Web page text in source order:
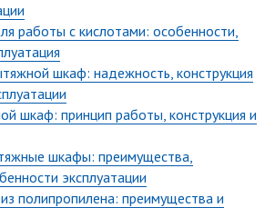
работы с кислотами: особенности,
шкаф: надежность, конструкция
шкаф: принцип работы, конструкция и
шкафы: преимущества,
эксплуатации
полипропилена: преимущества и